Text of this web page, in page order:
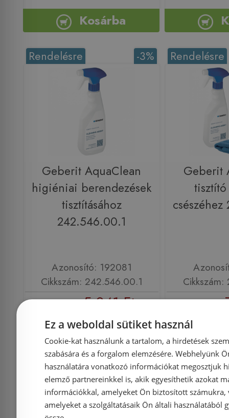
Kosárba
-3%
Rendelésre
Geberit AquaClean
higiéniai berendezések
tisztításához
242.546.00.1
Azonosító: 192081
Cikkszám: 242.546.00.1
5 041 Ft
Kosárba
Rendelésre
Geberit
-5%
Rendelésre Rendelésre
Ez a weboldal sütiket használ
Cookie-kat használunk a tartalom, a hirdetések
szabására és a forgalom elemzésére. Webhelyünk
használatára vonatkozó információkat megosztjuk
elemző partnereinkkel is, akik egyesíthetik azokat
információkkal, amelyeket Ön biztosított számukra,
amelyeket a szolgáltatásaik Ön általi használatából